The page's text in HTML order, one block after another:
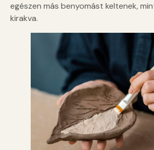
egészen más benyomást keltenek,
kirakva.